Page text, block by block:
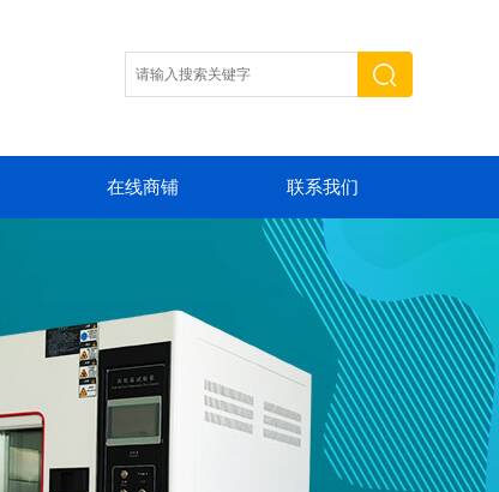
在线商铺 联系我们